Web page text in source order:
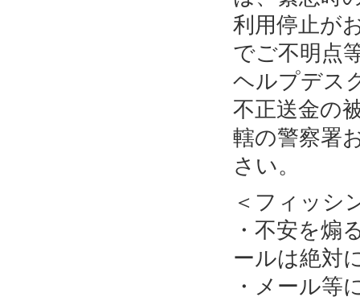
利用停止が
でご不明点
ヘルプデス
不正送金の
轄の警察署
さい。
＜フィッシ
・不安を煽
ールは絶対
・メール等